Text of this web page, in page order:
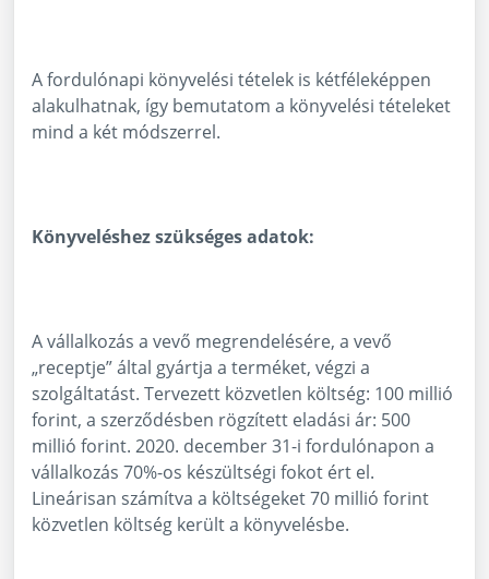
A fordulónapi könyvelési tételek is kétféleképpen
alakulhatnak, így bemutatom a könyvelési tételeket
mind a két módszerrel.
Könyveléshez szükséges adatok:
A vállalkozás a vevő megrendelésére, a vevő
„receptje” által gyártja a terméket, végzi a
szolgáltatást. Tervezett közvetlen költség: 100 millió
forint, a szerződésben rögzített eladási ár: 500
millió forint. 2020. december 31-i fordulónapon a
vállalkozás 70%-os készültségi fokot ért el.
Lineárisan számítva a költségeket 70 millió forint
közvetlen költség került a könyvelésbe.